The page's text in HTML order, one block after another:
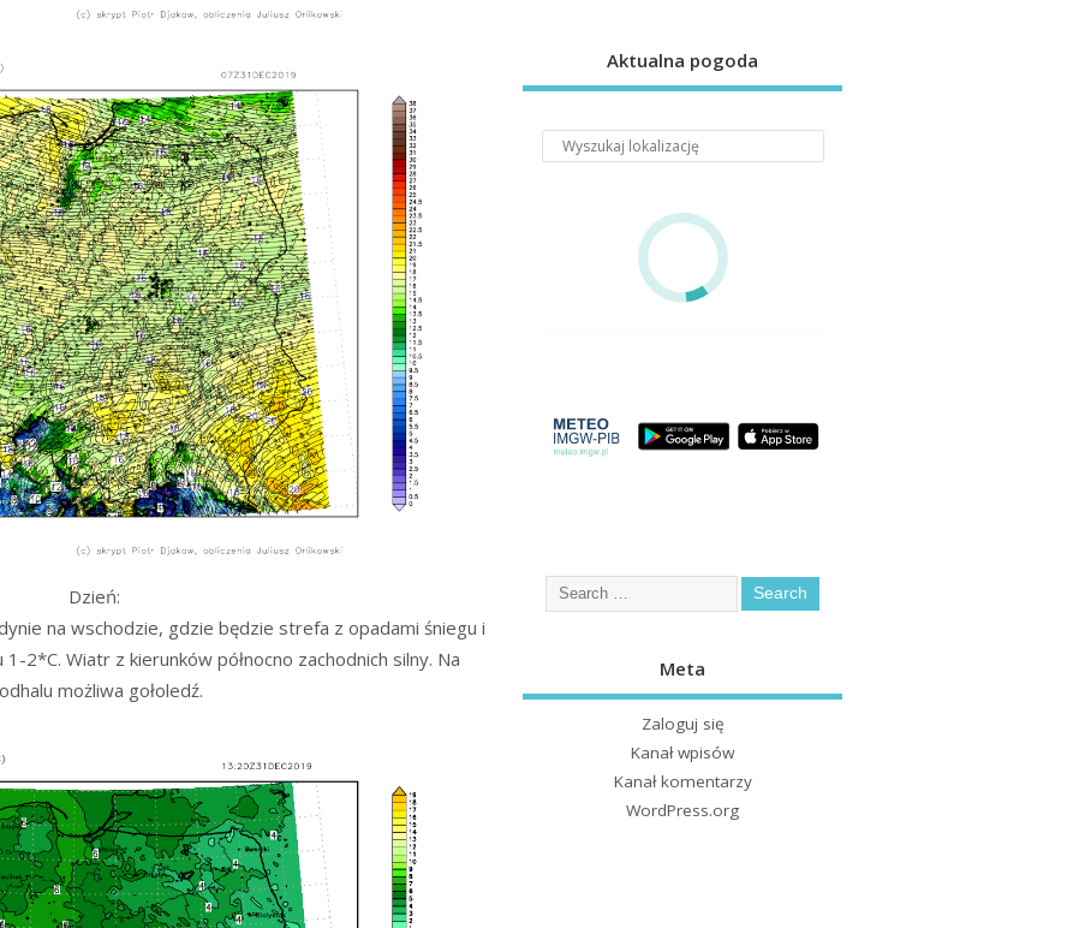
Dzień:
na wschodzie, gdzie będzie strefa z opadami śniegu i
2*C. Wiatr z kierunków północno zachodnich silny. Na
możliwa gołoledź.
Aktualna pogoda
Meta
Zaloguj się
Kanał wpisów
Kanał komentarzy
WordPress.org